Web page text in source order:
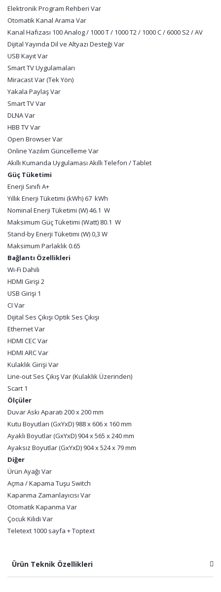
Elektronik Program Rehberi Var
Otomatik Kanal Arama Var
Kanal Hafızası 100 Analog / 1000 T / 1000 T2 / 1000 C / 6000 S2 / AV
Dijital Yayında Dil ve Altyazı Desteği Var
USB Kayıt Var
Smart TV Uygulamaları
Miracast Var (Tek Yön)
Yakala Paylaş Var
Smart TV Var
DLNA Var
HBB TV Var
Open Browser Var
Online Yazılım Güncelleme Var
Akıllı Kumanda Uygulaması Akıllı Telefon / Tablet
Güç Tüketimi
Enerji Sınıfı A+
Yıllık Enerji Tüketimi (kWh) 67 kWh
Nominal Enerji Tüketimi (W) 46.1 W
Maksimum Güç Tüketimi (Watt) 80.1 W
Stand-by Enerji Tüketimi (W) 0,3 W
Maksimum Parlaklık 0.65
Bağlantı Özellikleri
Wi-Fi Dahili
HDMI Girişi 2
USB Girişi 1
CI Var
Dijital Ses Çıkışı Optik Ses Çıkışı
Ethernet Var
HDMI CEC Var
HDMI ARC Var
Kulaklık Girişi Var
Line-out Ses Çıkış Var (Kulaklık Üzerinden)
Scart 1
Ölçüler
Duvar Askı Aparatı 200 x 200 mm
Kutu Boyutları (GxYxD) 988 x 606 x 160 mm
Ayaklı Boyutlar (GxYxD) 904 x 565 x 240 mm
Ayaksız Boyutlar (GxYxD) 904 x 524 x 79 mm
Diğer
Ürün Ayağı Var
Açma / Kapama Tuşu Switch
Kapanma Zamanlayıcısı Var
Otomatik Kapanma Var
Çocuk Kilidi Var
Teletext 1000 sayfa + Toptext
Ürün Teknik Özellikleri